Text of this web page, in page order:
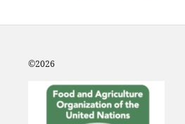
©2026